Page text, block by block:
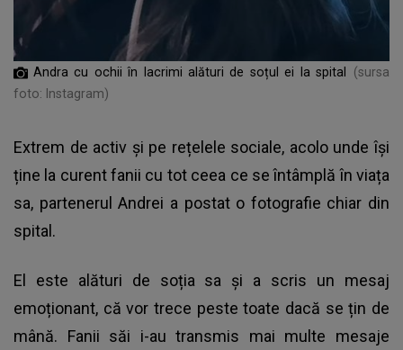
Andra cu ochii în lacrimi alături de soțul ei la spital
(sursa
foto: Instagram)
Extrem de activ și pe rețelele sociale, acolo unde își
ține la curent fanii cu tot ceea ce se întâmplă în viața
sa, partenerul Andrei a postat o fotografie chiar din
spital.
El este alături de soția sa și a scris un mesaj
emoționant, că vor trece peste toate dacă se țin de
mână. Fanii săi i-au transmis mai multe mesaje